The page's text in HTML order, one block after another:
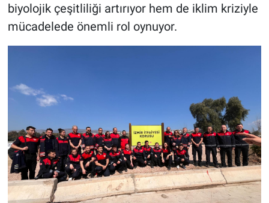
biyolojik çeşitliliği artırıyor hem de iklim kriziyle
mücadelede önemli rol oynuyor.